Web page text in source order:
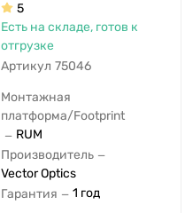
5
Есть на складе, готов к
отгрузке
Артикул 75046
Монтажная
платформа/Footprint
— RUM
Производитель —
Vector Optics
Гарантия — 1 год